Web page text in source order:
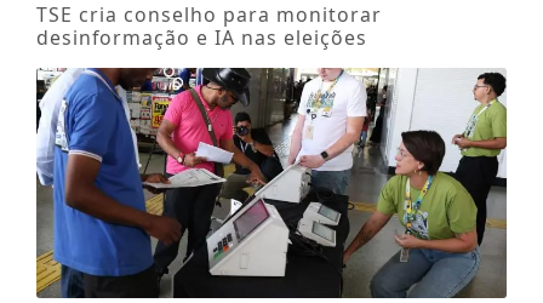
TSE cria conselho para monitorar
desinformação e IA nas eleições